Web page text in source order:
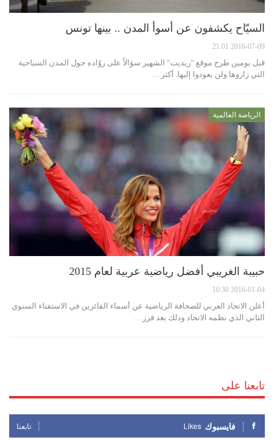
السيّاح يكشفون عن أسوأ المدن .. بينها تونس
2016-07-09 21:01
قبل يومين طرح موقع "ريديت" الشهير سؤالاً على روّاده حول المدن السياحية
التي زاروها ولن يعودوا إليها. أكثر…
الرياضة العالمية
حبيبة الغريبي أفضل رياضية عربية لعام 2015
2016-01-04 10:30
أعلن الاتحاد العربي للصحافة الرياضية عن أسماء الفائزين في الاستفتاء السنوي
الثاني الذي نظمه الاتحاد وذلك بعد فرز…
تابعنا على
فايسبوك Likes تابعنا